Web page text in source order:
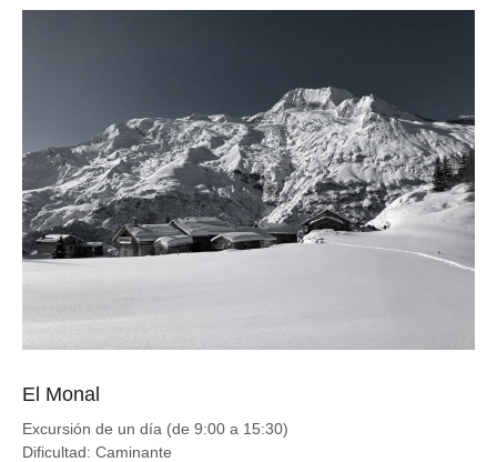
El Monal
Excursión de un día (de 9:00 a 15:30)
Dificultad: Caminante